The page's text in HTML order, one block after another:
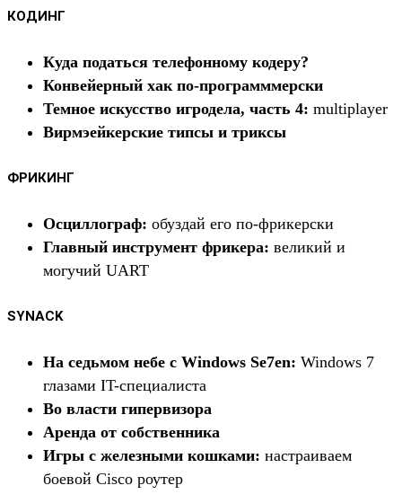
КОДИНГ
Куда податься телефонному кодеру?
Конвейерный хак по-программмерски
Темное искусство игродела, часть 4: multiplayer
Вирмэейкерские типсы и триксы
ФРИКИНГ
Осциллограф: обуздай его по-фрикерски
Главный инструмент фрикера: великий и
могучий UART
SYNACK
На седьмом небе с Windows Se7en: Windows 7
глазами IT-специалиста
Во власти гипервизора
Аренда от собственника
Игры с железными кошками: настраиваем
боевой Cisco роутер